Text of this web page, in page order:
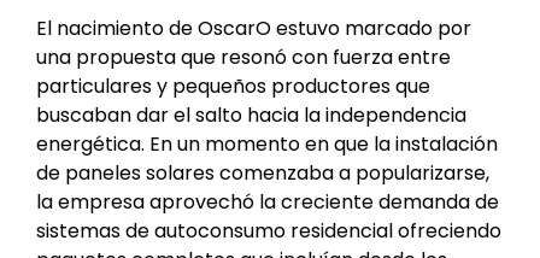
El nacimiento de OscarO estuvo marcado por
una propuesta que resonó con fuerza entre
particulares y pequeños productores que
buscaban dar el salto hacia la independencia
energética. En un momento en que la instalación
de paneles solares comenzaba a popularizarse,
la empresa aprovechó la creciente demanda de
sistemas de autoconsumo residencial ofreciendo